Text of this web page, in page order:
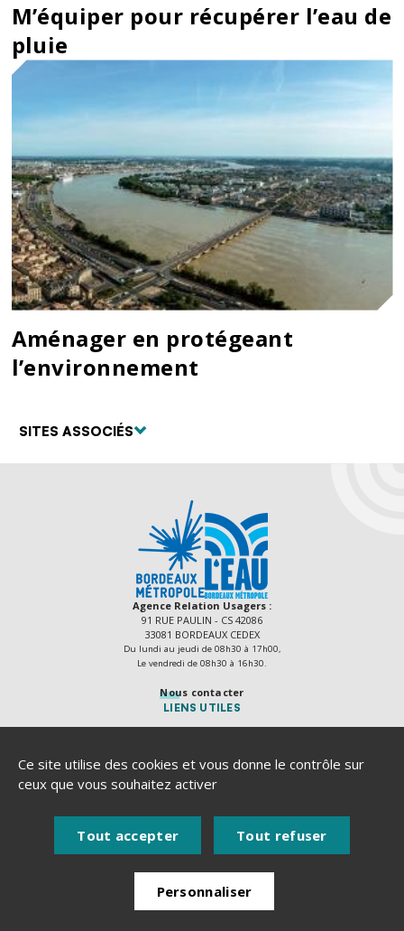
M’équiper pour récupérer l’eau de
pluie
Aménager en protégeant
l’environnement
SITES ASSOCIÉS
Agence Relation Usagers :
91 RUE PAULIN - CS 42086
33081 BORDEAUX CEDEX
Du lundi au jeudi de 08h30 à 17h00,
Le vendredi de 08h30 à 16h30.
Nous contacter
LIENS UTILES
Délibérations
Recrutement
Accessibilité numérique
Politique de protection des données
Ce site utilise des cookies et vous donne le contrôle sur
ceux que vous souhaitez activer
Tout accepter Tout refuser
Personnaliser